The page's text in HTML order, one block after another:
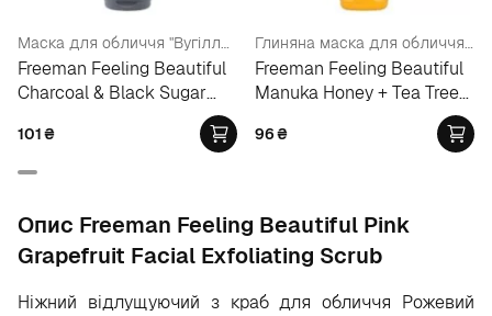
Маска для обличчя "Вугілля - чорний цукор"
Freeman Feeling Beautiful
Charcoal & Black Sugar
101₴
Глиняна маска для обличчя "Мед Манука та олія чайного дерева"
Freeman Feeling Beautiful
Manuka Honey + Tea Tree
96₴
Опис Freeman Feeling Beautiful Pink
Grapefruit Facial Exfoliating Scrub
Ніжний відлущуючий зкраб для обличчя Рожевий